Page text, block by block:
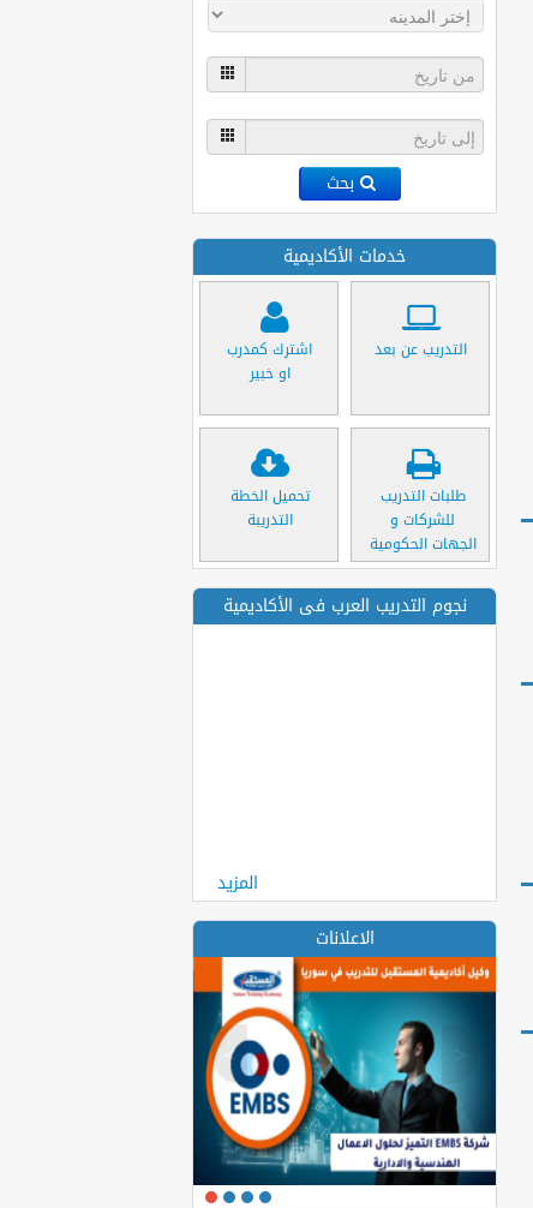
بحث
خدمات الأكاديمية
التدريب عن بعد
اشترك كمدرب
او خبير
طلبات التدريب
للشركات و
الجهات الحكومية
تحميل الخطة
التدريبة
نجوم التدريب العرب فى الأكاديمية
المزيد
الاعلانات
> <